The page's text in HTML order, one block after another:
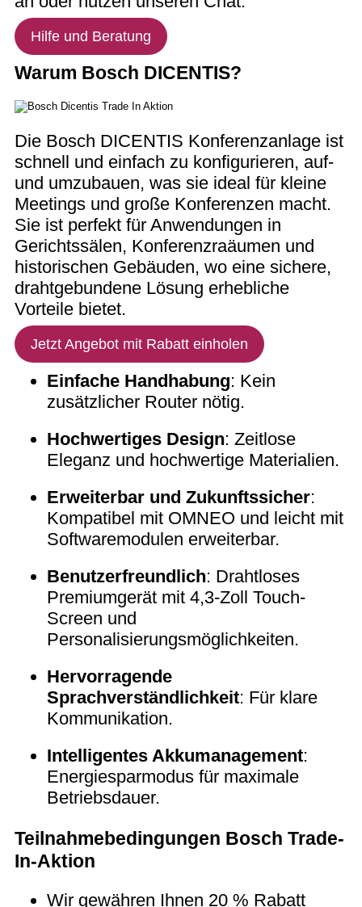
Hilfe und Beratung
Warum Bosch DICENTIS?
Die Bosch DICENTIS Konferenzanlage ist
schnell und einfach zu konfigurieren, auf-
und umzubauen, was sie ideal für kleine
Meetings und große Konferenzen macht.
Sie ist perfekt für Anwendungen in
Gerichtssälen, Konferenzraäumen und
historischen Gebäuden, wo eine sichere,
drahtgebundene Lösung erhebliche
Vorteile bietet.
Jetzt Angebot mit Rabatt einholen
Einfache Handhabung: Kein
zusätzlicher Router nötig.
Hochwertiges Design: Zeitlose
Eleganz und hochwertige Materialien.
Erweiterbar und Zukunftssicher:
Kompatibel mit OMNEO und leicht mit
Softwaremodulen erweiterbar.
Benutzerfreundlich: Drahtloses
Premiumgerät mit 4,3-Zoll Touch-
Screen und
Personalisierungsmöglichkeiten.
Hervorragende
Sprachverständlichkeit: Für klare
Kommunikation.
Intelligentes Akkumanagement:
Energiesparmodus für maximale
Betriebsdauer.
Teilnahmebedingungen Bosch Trade-
In-Aktion
Wir gewähren Ihnen 20 % Rabatt